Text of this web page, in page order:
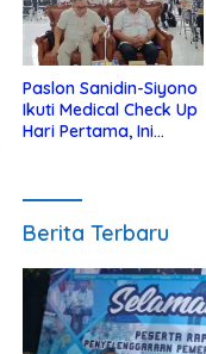
Paslon Sanidin-Siyono
Ikuti Medical Check Up
Hari Pertama, Ini
Berita Terbaru